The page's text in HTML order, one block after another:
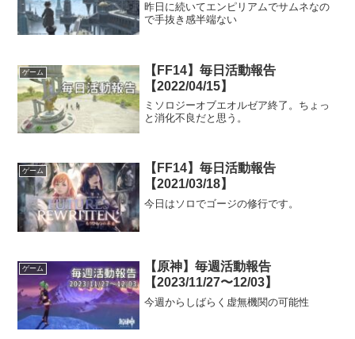
昨日に続いてエンピリアムでサムネなの
で手抜き感半端ない
ゲーム
【FF14】毎日活動報告
【2022/04/15】
ミソロジーオブエオルゼア終了。ちょっ
と消化不良だと思う。
ゲーム
【FF14】毎日活動報告
【2021/03/18】
今日はソロでゴージの修行です。
ゲーム
【原神】毎週活動報告
【2023/11/27〜12/03】
今週からしばらく虚無機関の可能性